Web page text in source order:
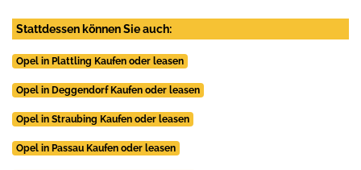
Stattdessen können Sie auch:
Opel in Plattling Kaufen oder leasen
Opel in Deggendorf Kaufen oder leasen
Opel in Straubing Kaufen oder leasen
Opel in Passau Kaufen oder leasen